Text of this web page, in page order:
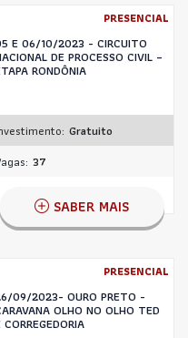
PRESENCIAL
E 06/10/2023 - CIRCUITO
DE PROCESSO CIVIL –
RONDÔNIA
Gratuito
37
SABER MAIS
PRESENCIAL
09/2023- OURO PRETO -
OLHO NO OLHO TED
CORREGEDORIA